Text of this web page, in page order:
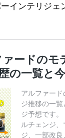
インテリジェ